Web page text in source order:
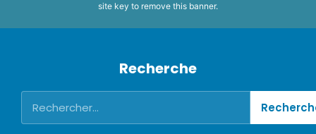
Recherche
site key to remove this banner.